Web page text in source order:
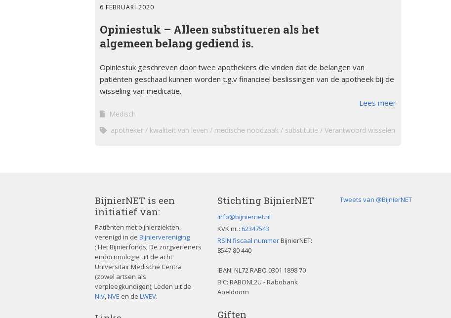
6 FEBRUARI 2020
Opiniestuk – Alleen substitueren als het
algemeen belang gediend is.
Opiniestuk geschreven door twee apothekers die vinden dat de belangen van
patiënten geschaad kunnen worden t.g.v financieel beslissingen van de apotheek bij de
wisseling van medicatie.
Lees meer
Medisch
apotheker
kwaliteit van leven medische noodzaak substitutie Verantwoord wisselen
BijnierNET is een
initiatief van:
Patiënten met bijnierziekten,
verenigd in de Bijniervereniging
; Het Bijnierfonds; De zorgverleners
endocrinologie uit de acht
Universitair Medische Centra
(zowel artsen als
verpleegkundigen); Leden uit de
NIV,NVE en de LWEV.
Stichting BijnierNET
info@bijniernet.nl
KVK nr.: 62347543
RSIN fiscaal nummerBijnierNET:
8547 80 440
IBAN: NL72 RABO 0301 1898 70
BIC: RABONL2U - Rabobank
Apeldoorn
Giften
Tweets van @BijnierNET